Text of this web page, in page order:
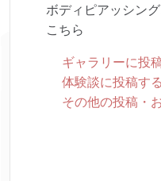
ボディピアッシン
こちら
ギャラリーに投
体験談に投稿する
その他の投稿・